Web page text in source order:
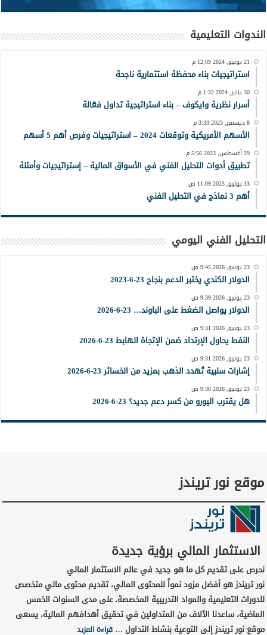
الندوات التعليمية
21 يونيو, 2024 12:09 م
استراتيجيات بناء محفظة استثمارية ناجحة
30 يناير, 2024 1:32 م
أسرار نظرية وايكوف – بناء استراتيجية تداول فعّالة
8 ديسمبر, 2023 3:33 م
الأسهم الأمريكية وتوقعات 2024 – استراتيجيات وفرص أهم 5 أسهم
29 أغسطس, 2023 5:56 م
تطبيق أدوات التحليل الفني في الأسواق المالية – إستراتيجيات وأمثلة
13 يوليو, 2023 11:09 ص
أهم 3 نماذج في التحليل الفني
التحليل الفني اليومي
23 يونيو, 2026 9:45 ص
الدولار الكندي يختبر الدعم بنجاح 23-6-2023
23 يونيو, 2026 9:39 ص
الدولار يواصل الضغط على الباوند… 23-6-2026
23 يونيو, 2026 9:31 ص
النفط يحاول الإرتداد ضمن الإتجاة الهابط 23-6-2026
23 يونيو, 2026 9:31 ص
إشارات سلبية تُهدد الذهب بمزيد من الخسائر 23-6-2026
23 يونيو, 2026 9:30 ص
هل يقترب اليورو من كسر دعم جديد؟ 23-6-2026
موقع نور تريندز
الاستثمار المالي برؤية جديدة
نحرص على تقديم كل ما هو جديد في عالم الاستثمار المالي
نور تريندز هو أفضل مزود نمواً للمحتوى المالي، تقديم محتوى مالي متخصص
للدورات التعليمية والمواد التدريبية المخصصة. على مدى السنوات الخمس
الماضية، ساعدنا الآلاف من المتداولين في تحقيق أهدافهم المالية، يسعى
موقع نور تريندز إلى التوعية بنشاط التداول …قراءة المزيد